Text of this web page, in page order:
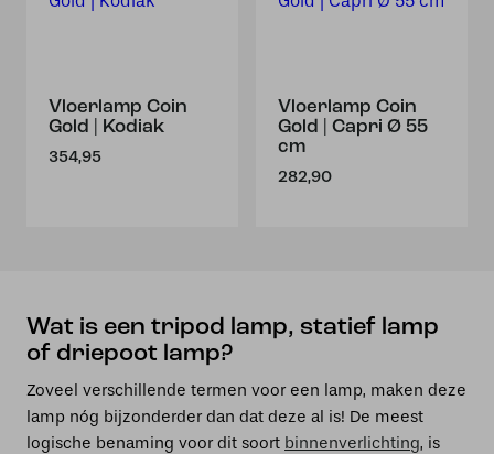
Vloerlamp Coin
Gold | Kodiak
354,95
Vloerlamp Coin
Gold | Capri Ø 55
cm
282,90
Wat is een tripod lamp, statief lamp
of driepoot lamp?
Zoveel verschillende termen voor een lamp, maken deze
lamp nóg bijzonderder dan dat deze al is! De meest
logische benaming voor dit soort binnenverlichting, is